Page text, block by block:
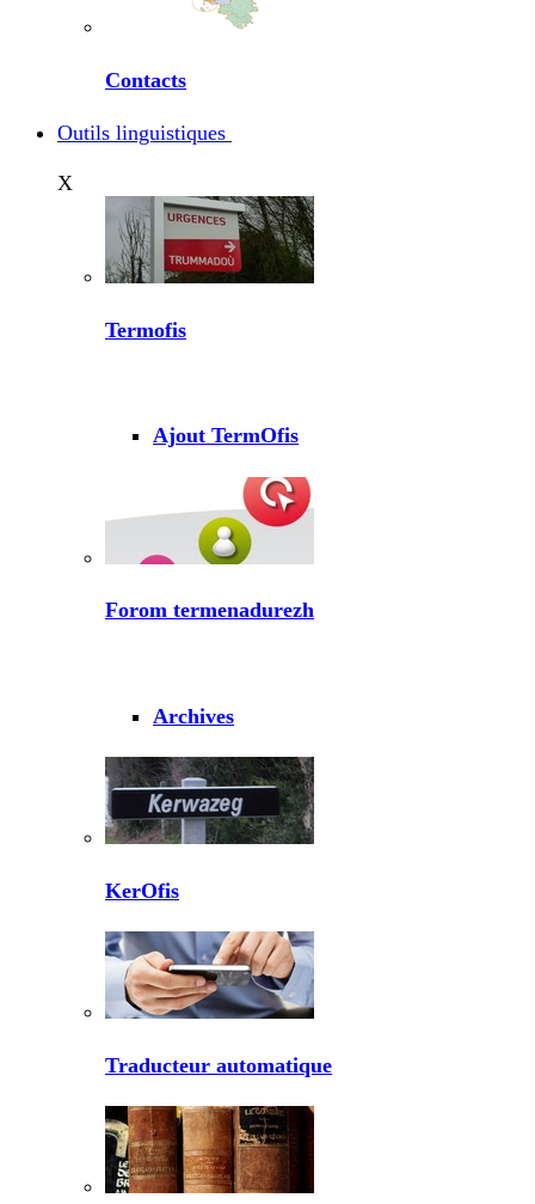
Contacts
Outils linguistiques
X
Termofis
Ajout TermOfis
Forom termenadurezh
Archives
KerOfis
Traducteur automatique